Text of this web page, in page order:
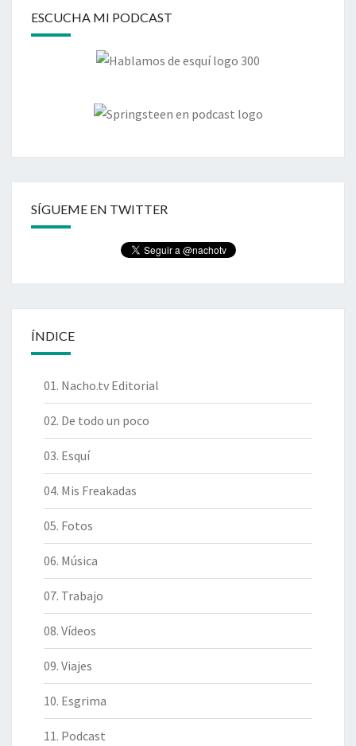
ESCUCHA MI PODCAST
SÍGUEME EN TWITTER
ÍNDICE
01. Nacho.tv Editorial
02. De todo un poco
03. Esquí
04. Mis Freakadas
05. Fotos
06. Música
07. Trabajo
08. Vídeos
09. Viajes
10. Esgrima
11. Podcast